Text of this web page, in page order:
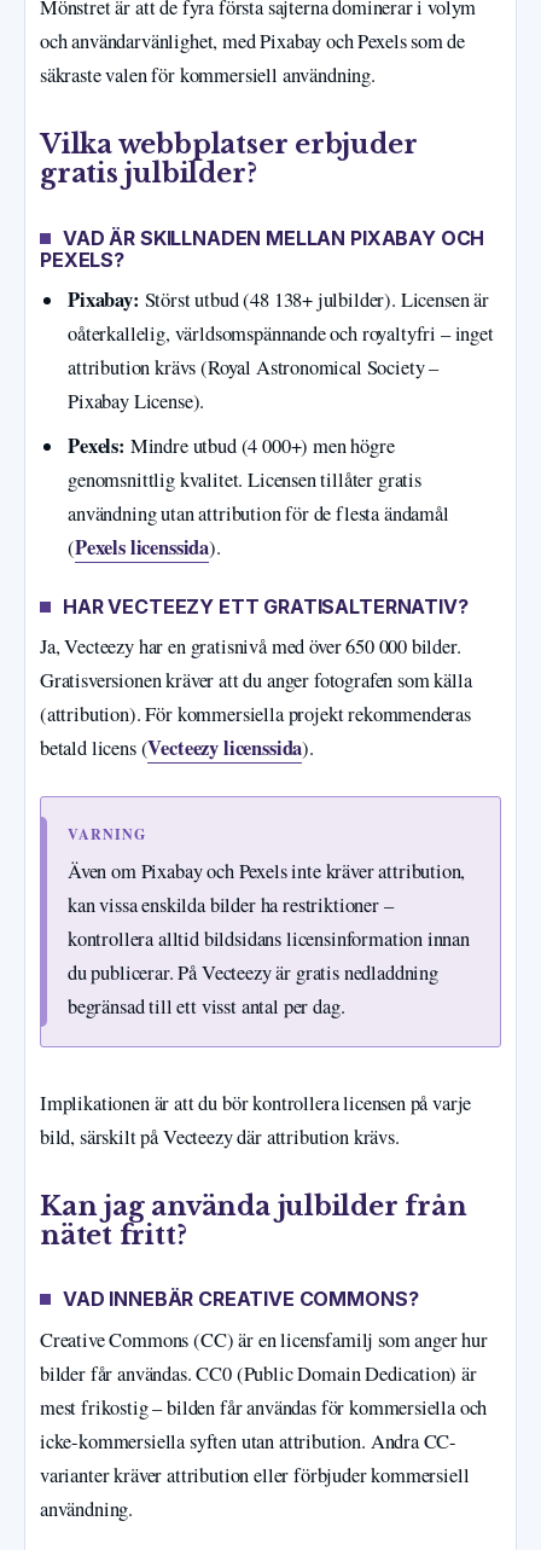
Mönstret är att de fyra första sajterna dominerar i volym
och användarvänlighet, med Pixabay och Pexels som de
säkraste valen för kommersiell användning.
Vilka webbplatser erbjuder
gratis julbilder?
VAD ÄR SKILLNADEN MELLAN PIXABAY OCH
PEXELS?
Pixabay: Störst utbud (48 138+ julbilder). Licensen är
oåterkallelig, världsomspännande och royaltyfri – inget
attribution krävs (Royal Astronomical Society –
Pixabay License).
Pexels: Mindre utbud (4 000+) men högre
genomsnittlig kvalitet. Licensen tillåter gratis
användning utan attribution för de flesta ändamål
(Pexels licenssida).
HAR VECTEEZY ETT GRATISALTERNATIV?
Ja, Vecteezy har en gratisnivå med över 650 000 bilder.
Gratisversionen kräver att du anger fotografen som källa
(attribution). För kommersiella projekt rekommenderas
betald licens (Vecteezy licenssida).
VARNING
Även om Pixabay och Pexels inte kräver attribution,
kan vissa enskilda bilder ha restriktioner –
kontrollera alltid bildsidans licensinformation innan
du publicerar. På Vecteezy är gratis nedladdning
begränsad till ett visst antal per dag.
Implikationen är att du bör kontrollera licensen på varje
bild, särskilt på Vecteezy där attribution krävs.
Kan jag använda julbilder från
nätet fritt?
VAD INNEBÄR CREATIVE COMMONS?
Creative Commons (CC) är en licensfamilj som anger hur
bilder får användas. CC0 (Public Domain Dedication) är
mest frikostig – bilden får användas för kommersiella och
icke-kommersiella syften utan attribution. Andra CC-
varianter kräver attribution eller förbjuder kommersiell
användning.